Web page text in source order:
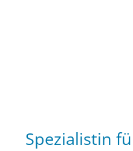
Spezialistin